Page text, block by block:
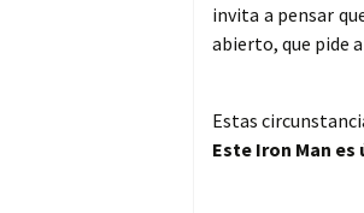
invita a pensar
abierto, que pide
Estas
Este Iron Man